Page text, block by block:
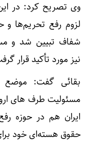
وی تصریح کرد: در
لزوم رفع تحریم‌ها
شفاف تبیین شد و
نیز مورد تأکید قرار
بقائی گفت:
مسئولیت طرف های
ایران هم در حوزه
حقوق هسته‌ای خود